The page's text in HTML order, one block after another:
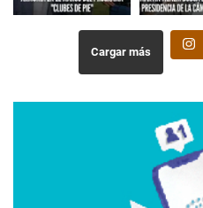
Cargar más